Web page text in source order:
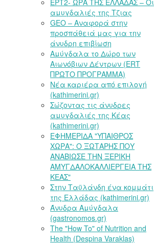
ΕΡΤ2- ΩΡΑ ΤΗΣ ΕΛΛΑΔΑΣ – Οι
αμυγδαλιές της Τζιας
GEO – Αναφορά στην
προσπάθειά μας για την
άνυδρη επιβίωση
Αμύγδαλα το Δώρο των
Αιωνόβιων Δέντρων (ERT
ΠΡΩΤΟ ΠΡΟΓΡΑΜΜΑ)
Νέα καριέρα από επιλογή
(kathimerini.gr)
Σώζοντας τις άνυδρες
αμυγδαλιές της Κέας
(kathimerini.gr)
ΕΦΗΜΕΡΙΔΑ "ΥΠΑΙΘΡΟΣ
ΧΩΡΑ": Ο ΞΩΤΑΡΗΣ ΠΟΥ
ΑΝΑΒΙΩΣΕ ΤΗΝ ΞΕΡΙΚΗ
ΑΜΥΓΔΑΛΟΚΑΛΛΙΕΡΓΕΙΑ ΤΗΣ
ΚΕΑΣ"
Στην Ταϋλάνδη ένα κομμάτι
της Ελλάδας (kathimerini.gr)
Άνυδρα Αμύγδαλα
(gastronomos.gr)
The "How To" of Nutrition and
Health (Despina Varaklas)